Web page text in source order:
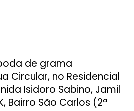
de grama
Circular, no Residencial
Isidoro Sabino, Jamil
Bairro São Carlos (2ª